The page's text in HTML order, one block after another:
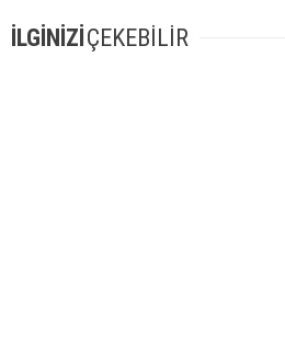
İLGİNİZİÇEKEBİLİR